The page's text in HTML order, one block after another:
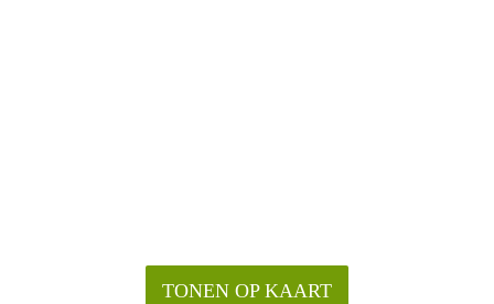
TONEN OP KAART